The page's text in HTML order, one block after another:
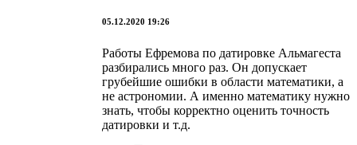
05.12.2020 19:26
Работы Ефремова по датировке Альмагеста
разбирались много раз. Он допускает
грубейшие ошибки в области математики, а
не астрономии. А именно математику нужно
знать, чтобы корректно оценить точность
датировки и т.д.